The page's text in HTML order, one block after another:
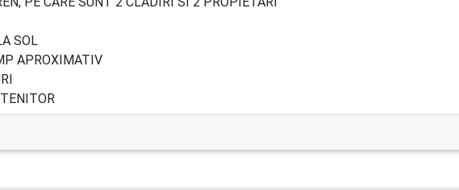
SOL
APROXIMATIV